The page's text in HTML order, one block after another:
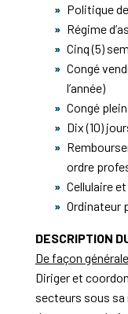
Politique
Régime
Cinq (5)
Congé
l’année)
Congé
Dix (10)
ordre
Cellulaire
Ordinateur
DESCRIPTION
De façon
Diriger et
secteurs sous